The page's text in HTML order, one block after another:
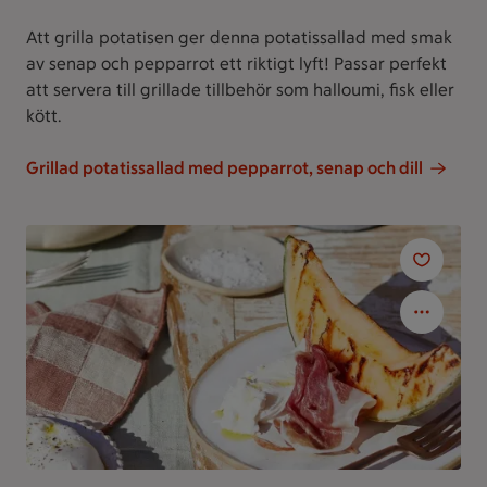
Att grilla potatisen ger denna potatissallad med smak
av senap och pepparrot ett riktigt lyft! Passar perfekt
att servera till grillade tillbehör som halloumi, fisk eller
kött.
Grillad potatissallad med pepparrot, senap och dill